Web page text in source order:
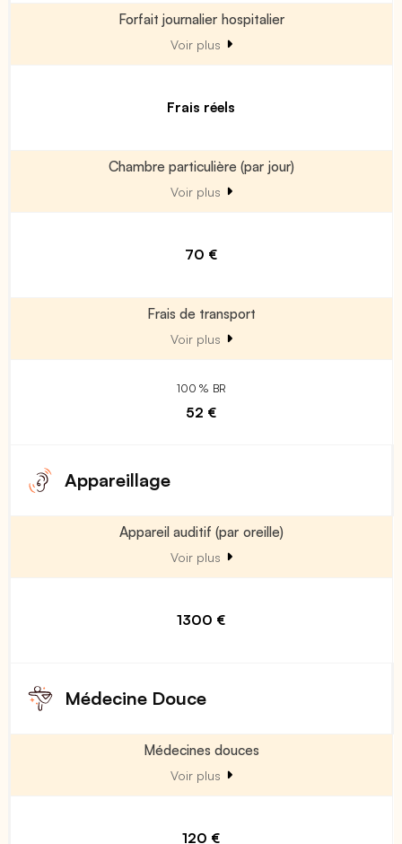
Forfait journalier hospitalier
Voir plus
Frais réels
Chambre particulière (par jour)
Voir plus
70 €
Frais de transport
Voir plus
100 % BR
52 €
Appareillage
Appareil auditif (par oreille)
Voir plus
1300 €
Médecine Douce
Médecines douces
Voir plus
120 €